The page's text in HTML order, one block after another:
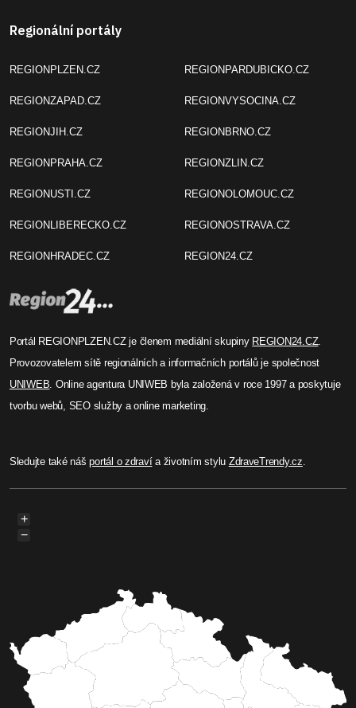
Regionální portály
REGIONPLZEN.CZ
REGIONZAPAD.CZ
REGIONJIH.CZ
REGIONPRAHA.CZ
REGIONUSTI.CZ
REGIONLIBERECKO.CZ
REGIONHRADEC.CZ
REGIONPARDUBICKO.CZ
REGIONVYSOCINA.CZ
REGIONBRNO.CZ
REGIONZLIN.CZ
REGIONOLOMOUC.CZ
REGIONOSTRAVA.CZ
REGION24.CZ
Portál REGIONPLZEN.CZ je členem mediální skupiny REGION24.CZ.
Provozovatelem sítě regionálních a informačních portálů je společnost
UNIWEB . Online agentura UNIWEB byla založená v roce 1997 a poskytuje
tvorbu webů, SEO služby a online marketing.
Sledujte také nášportál o zdravía životním stylu ZdraveTrendy.cz
+
−